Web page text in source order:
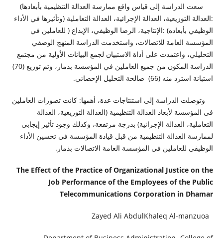
سعت الدراسة إلى قياس واقع ممارسة العدالة التنظيمية بأبعادها)
:العدالة التوزيعية، العدالة الإجرائية، العدالة التعاملية (وتأثيرها في الأداء
الوظيفي بأبعاده) :الإنتاجية، الرضا الوظيفي، الإبداع ( للعاملين في
المؤسسة العامة للاتصالات، واستخدمت الدراسة المنهج الوصفي
التحليلي، واعتمدت على أداة الاستبيان لجمع البيانات الأولية من مجتمع
الدراسة المكون من جميع العاملين في المؤسسة بذمار، وتم توزيع (70)
استبانة استرد منه (66) صالحة التحليل الإحصائي.
وتوصلت الدراسة إلى استنتاجات عدة، أهمها: كانت تصورات العاملين
في المؤسسة لأبعاد العدالة التنظيمية (العدالة التوزيعية، العدالة
التعاملية، العدالة الإجرائية) بدرجة مرتفعة، وكذلك وجود تأثير إيجابي
لممارسة العدالة التنظيمية من قبل قيادة المؤسسة في تحسين الأداء
الوظيفي للعاملين في المؤسسة العامة الاتصالات بذمار.
The Effect of the Practice of Organizational Justice on the
Job Performance of the Employees of the Public
Telecommunications Corporation in Dhamar